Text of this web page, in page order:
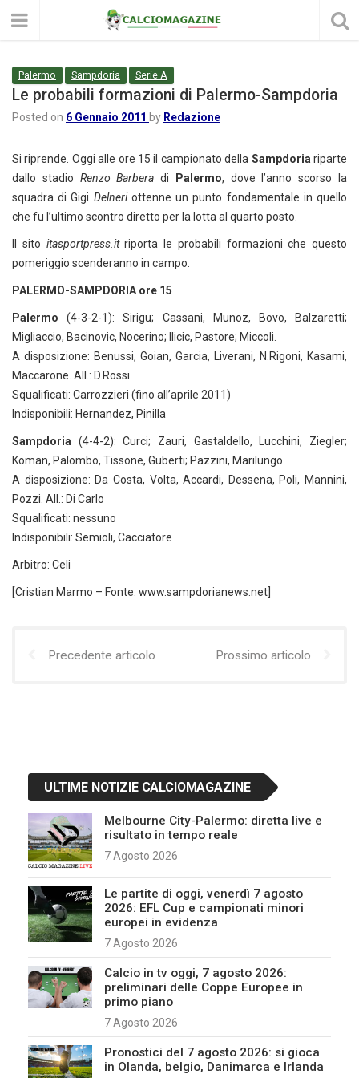
Palermo Sampdoria Serie A
Le probabili formazioni di Palermo-Sampdoria
Posted on 6 Gennaio 2011 by Redazione
Si riprende. Oggi alle ore 15 il campionato della Sampdoriariparte
dallo stadio Renzo Barberadi Palermo, dove l’anno scorso la
squadra di Gigi Delneri ottenne un punto fondamentale in quello
che fu l’ultimo scontro diretto per la lotta al quarto posto.
Il sito itasportpress.itriporta le probabili formazioni che questo
pomeriggio scenderanno in campo.
PALERMO-SAMPDORIA ore 15
Palermo(4-3-2-1): Sirigu; Cassani, Munoz, Bovo, Balzaretti;
Migliaccio, Bacinovic, Nocerino; Ilicic, Pastore; Miccoli.
A disposizione: Benussi, Goian, Garcia, Liverani, N.Rigoni, Kasami,
Maccarone. All.: D.Rossi
Squalificati: Carrozzieri (fino all’aprile 2011)
Indisponibili: Hernandez, Pinilla
Sampdoria (4-4-2): Curci; Zauri, Gastaldello, Lucchini, Ziegler;
Koman, Palombo, Tissone, Guberti; Pazzini, Marilungo.
A disposizione: Da Costa, Volta, Accardi, Dessena, Poli, Mannini,
Pozzi. All.: Di Carlo
Squalificati: nessuno
Indisponibili: Semioli, Cacciatore
Arbitro: Celi
[Cristian Marmo – Fonte: www.sampdorianews.net]
Precedente articolo Prossimo articolo
ULTIME NOTIZIE CALCIOMAGAZINE
Melbourne City-Palermo: diretta live e
risultato in tempo reale
7 Agosto 2026
Le partite di oggi, venerdì 7 agosto
2026: EFL Cup e campionati minori
europei in evidenza
7 Agosto 2026
Calcio in tv oggi, 7 agosto 2026:
preliminari delle Coppe Europee in
primo piano
7 Agosto 2026
Pronostici del 7 agosto 2026: si gioca
in Olanda, belgio, Danimarca e Irlanda